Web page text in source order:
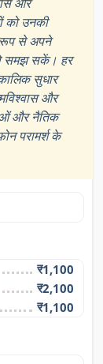
को उनकी
रूप से अपने
समझ सकें। हर
सुधार
और
और नैतिक
परामर्श के
₹1,100
₹2,100
₹1,100